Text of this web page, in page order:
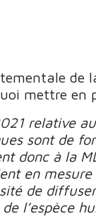
de
mettre en
relative
sont de
donc à la
en
de
l’espèce